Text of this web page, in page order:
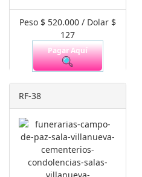
Peso $ 520.000 / Dolar $
127
Pagar Aquí
RF-38